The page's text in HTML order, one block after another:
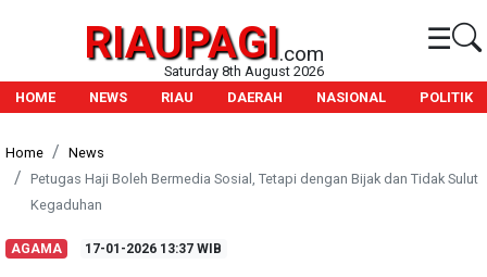
RIAUPAGI.com ☰
Saturday 8th August 2026
HOME
NEWS RIAU DAERAH NASIONAL POLITIK
Home
News
Petugas Haji Boleh Bermedia Sosial, Tetapi dengan Bijak dan Tidak Sulut
Kegaduhan
AGAMA 17-01-2026 13:37 WIB